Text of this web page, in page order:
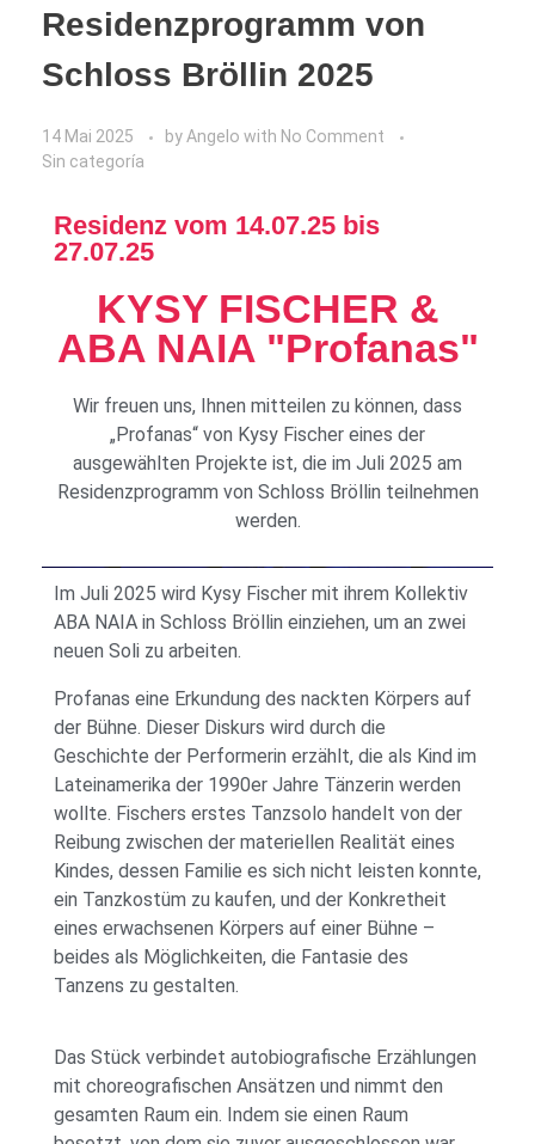
Residenzprogramm von
Schloss Bröllin 2025
14 Mai 2025 byAngelo with No Comment
Sin categoría
Residenz vom 14.07.25 bis
27.07.25
KYSY FISCHER &
ABA NAIA "Profanas"
Wir freuen uns, Ihnen mitteilen zu können, dass
„Profanas“ von Kysy Fischer eines der
ausgewählten Projekte ist, die im Juli 2025 am
Residenzprogramm von Schloss Bröllin teilnehmen
werden.
Im Juli 2025 wird Kysy Fischer mit ihrem Kollektiv
ABA NAIA in Schloss Bröllin einziehen, um an zwei
neuen Soli zu arbeiten.
Profanas eine Erkundung des nackten Körpers auf
der Bühne. Dieser Diskurs wird durch die
Geschichte der Performerin erzählt, die als Kind im
Lateinamerika der 1990er Jahre Tänzerin werden
wollte. Fischers erstes Tanzsolo handelt von der
Reibung zwischen der materiellen Realität eines
Kindes, dessen Familie es sich nicht leisten konnte,
ein Tanzkostüm zu kaufen, und der Konkretheit
eines erwachsenen Körpers auf einer Bühne –
beides als Möglichkeiten, die Fantasie des
Tanzens zu gestalten.
Das Stück verbindet autobiografische Erzählungen
mit choreografischen Ansätzen und nimmt den
gesamten Raum ein. Indem sie einen Raum